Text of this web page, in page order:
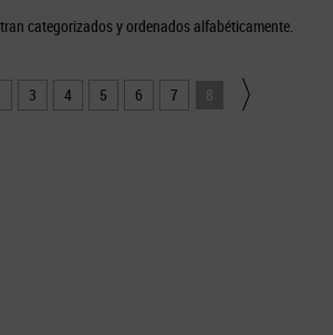
categorizados y ordenados alfabéticamente.
3 4 5 6 7 8